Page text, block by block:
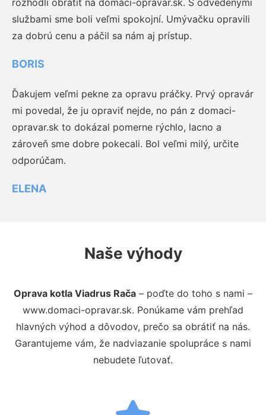
rozhodli obrátiť na domaci-opravar.sk. S odvedenými
službami sme boli veľmi spokojní. Umývačku opravili
za dobrú cenu a páčil sa nám aj prístup.
BORIS
Ďakujem veľmi pekne za opravu práčky. Prvý opravár
mi povedal, že ju opraviť nejde, no pán z domaci-
opravar.sk to dokázal pomerne rýchlo, lacno a
zároveň sme dobre pokecali. Bol veľmi milý, určite
odporúčam.
ELENA
Naše výhody
Oprava kotla Viadrus Rača – poďte do toho s nami –
www.domaci-opravar.sk. Ponúkame vám prehľad
hlavných výhod a dôvodov, prečo sa obrátiť na nás.
Garantujeme vám, že nadviazanie spolupráce s nami
nebudete ľutovať.